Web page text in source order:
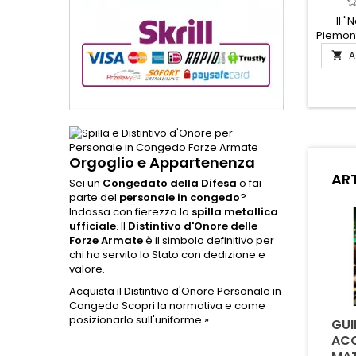
Orgoglio e Appartenenza
Sei un Congedato della Difesa o fai
parte del personale in congedo?
Indossa con fierezza la spilla metallica
ufficiale. Il Distintivo d'Onore delle
Forze Armateè il simbolo definitivo per
chi ha servito lo Stato con dedizione e
valore.
Acquista il Distintivo d'Onore Personale in
Congedo Scopri la normativa e come
posizionarlo sull'uniforme »
Il
-
di
di

È LA DIFFERENZA
È POSSIBILE